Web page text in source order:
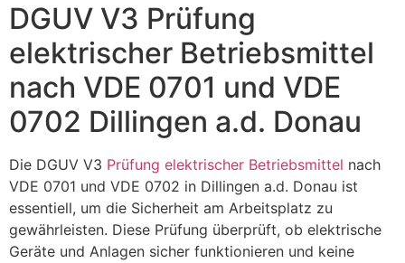
DGUV V3 Prüfung
elektrischer Betriebsmittel
nach VDE 0701 und VDE
0702 Dillingen a.d. Donau
Die DGUV V3 Prüfung elektrischer Betriebsmittel nach
VDE 0701 und VDE 0702 in Dillingen a.d. Donau ist
essentiell, um die Sicherheit am Arbeitsplatz zu
gewährleisten. Diese Prüfung überprüft, ob elektrische
Geräte und Anlagen sicher funktionieren und keine